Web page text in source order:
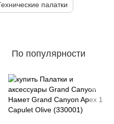
палатки
По популярности